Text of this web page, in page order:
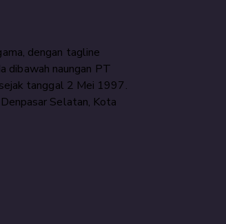
dengan tagline
dibawah naungan PT
tanggal 2 Mei 1997.
Selatan, Kota